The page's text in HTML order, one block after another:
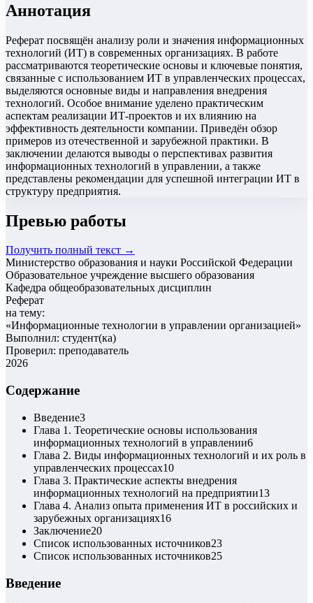
Аннотация
Реферат посвящён анализу роли и значения информационных
технологий (ИТ) в современных организациях. В работе
рассматриваются теоретические основы и ключевые понятия,
связанные с использованием ИТ в управленческих процессах,
выделяются основные виды и направления внедрения
технологий. Особое внимание уделено практическим
аспектам реализации ИТ-проектов и их влиянию на
эффективность деятельности компании. Приведён обзор
примеров из отечественной и зарубежной практики. В
заключении делаются выводы о перспективах развития
информационных технологий в управлении, а также
представлены рекомендации для успешной интеграции ИТ в
структуру предприятия.
Превью работы
Получить полный текст →
Министерство образования и науки Российской Федерации
Образовательное учреждение высшего образования
Кафедра общеобразовательных дисциплин
Реферат
на тему:
«Информационные технологии в управлении организацией»
Выполнил: студент(ка)
Проверил: преподаватель
2026
Содержание
Введение3
Глава 1. Теоретические основы использования
информационных технологий в управлении6
Глава 2. Виды информационных технологий и их роль в
управленческих процессах10
Глава 3. Практические аспекты внедрения
информационных технологий на предприятии13
Глава 4. Анализ опыта применения ИТ в российских и
зарубежных организациях16
Заключение20
Список использованных источников23
Список использованных источников25
Введение